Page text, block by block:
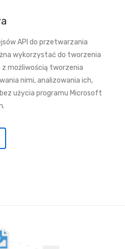
714,61 zł
407
144,51 zł
API do przetwarzania
wykorzystać do tworzenia
możliwością tworzenia
nimi, analizowania ich,
użycia programu Microsoft